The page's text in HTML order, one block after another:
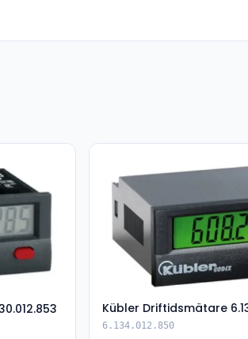
Kübler Driftidsmätare
6.134.012.850